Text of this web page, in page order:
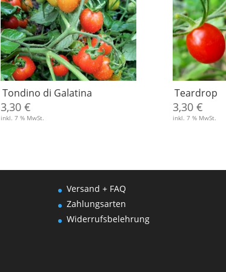
Tondino di Galatina
3,30 €
inkl. 7 % MwSt.
Teardrop
3,30 €
inkl. 7 % MwSt.
Versand + FAQ
Zahlungsarten
Widerrufsbelehrung